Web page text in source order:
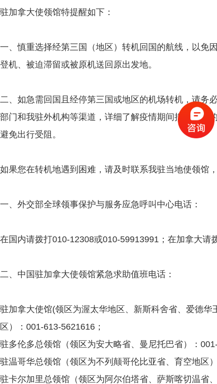
驻加拿大使领馆特提醒如下：
一、慎重选择经第三国（地区）转机回国的航线，以免
登机、被迫滞留或被原机送回原出发地。
二、如急需回国且经停第三国或地区的机场转机，请务
部门和我驻外机构等渠道，详细了解疫情期间拟转机地
避免出行受阻。
如果您在转机地遇到困难，请及时联系我驻当地使领馆
一、外交部全球领事保护与服务应急呼叫中心电话：
在国内请拨打010-12308或010-59913991；在加拿大
二、中国驻加拿大使领馆紧急求助值班电话：
驻加拿大使馆(领区为渥太华地区、新斯科舍省、爱德
区）：001-613-5621616；
驻多伦多总领馆（领区为安大略省、曼尼托巴省）：
驻温哥华总领馆（领区为不列颠哥伦比亚省、育空地区
驻卡尔加里总领馆（领区为阿尔伯塔省、萨斯喀切温省